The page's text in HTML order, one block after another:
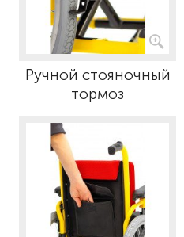
Ручной стояночный
тормоз